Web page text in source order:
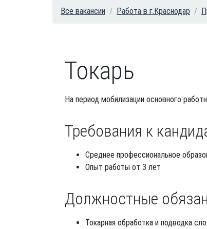
Все вакансии Работа в г.Краснодар
Токарь
На период мобилизации основного
Требования к
Среднее профессиональное
Опыт работы от 3 лет
Должностные
Токарная обработка и подводка